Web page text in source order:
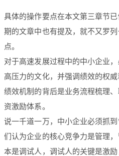
具体的操作要点在本文第三章节
期的文章中也有提及，就不又罗
点。
对于高速发展过程中的中小企业
高压力的文化，并强调绩效的权威
绩效机制的背后是业务流程梳理
资激励体系。
说一千道一万，中小企业必须抓
们认为企业的核心竞争力是管理
本是调试人，调试人的关键是激